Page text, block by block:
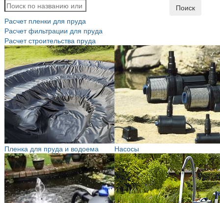
Поиск
Расчет пленки для пруда
Расчет фильтрации для пруда
Расчет строительства пруда
Пленка для пруда и водоема Насосы